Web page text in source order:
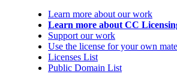
Learn more about our work
Learn more about CC
Support our work
Use the license for your own
Licenses List
Public Domain List